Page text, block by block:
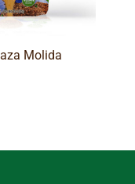
Molida